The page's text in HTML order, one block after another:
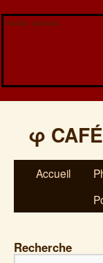
Veuillez patienter...
φ
Accueil
Recherche